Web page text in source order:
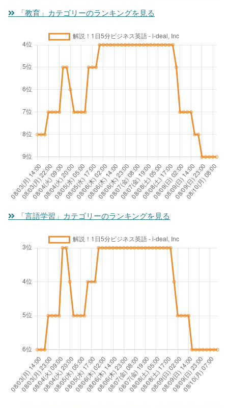
「教育」カテゴリーのランキングを見る
「言語学習」カテゴリーのランキングを見る